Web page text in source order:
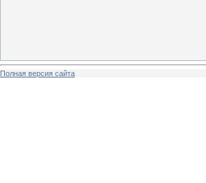
Полная версия сайта